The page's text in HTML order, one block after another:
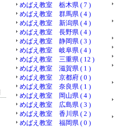
めばえ教室 栃木県 ( 7 )
めばえ教室 群馬県 ( 4 )
めばえ教室 新潟県 ( 4 )
めばえ教室 長野県 ( 4 )
めばえ教室 静岡県 ( 3 )
めばえ教室 岐阜県 ( 4 )
めばえ教室 三重県 ( 12 )
めばえ教室 滋賀県 ( 1 )
めばえ教室 京都府 ( 0 )
めばえ教室 奈良県 ( 1 )
めばえ教室 岡山県 ( 4 )
めばえ教室 広島県 ( 3 )
めばえ教室 香川県 ( 2 )
めばえ教室 福岡県 ( 0 )